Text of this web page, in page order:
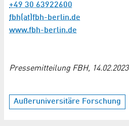
+49 30 63922600
fbh(at)fbh-berlin.de
www.fbh-berlin.de
Pressemitteilung FBH, 14.02.2023
Außeruniversitäre Forschung